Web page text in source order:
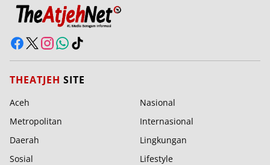
THEATJEH SITE
Aceh
Nasional
Metropolitan
Internasional
Daerah
Lingkungan
Sosial
Lifestyle